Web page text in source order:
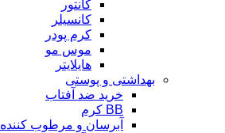
کانتور
کانسیلر
کرم پودر
موس مو
هایلایتر
بهداشتی و پوستی
خرید ضد آفتاب
BB کرم
آبرسان و مرطوب کننده